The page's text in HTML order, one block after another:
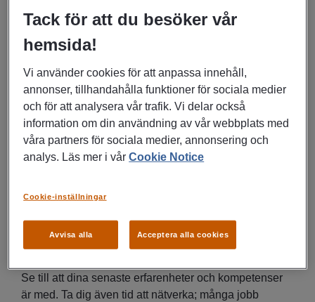
För dig som vill söka nytt jobb efter semestern
Fundera över anledningarna
Om du funderar på att söka ett nytt jobb efter
semestern kan det vara bra att tänka igenom varför du
vill göra det. Är det arbetsuppgifterna, arbetsmiljön
eller något annat som får dig att vilja byta jobb? Att
förstå dina motiv hjälper dig att hitta en ny arbetsplats
som verkligen passar dina behov och ambitioner. Du
kan också fundera på om det snarare är ett allmänt
Uppdatera ditt CV och LinkedIn
Se till att dina senaste erfarenheter och kompetenser
är med. Ta dig även tid att nätverka; många jobb
Tack för att du besöker vår
hemsida!
Vi använder cookies för att anpassa innehåll,
annonser, tillhandahålla funktioner för sociala medier
och för att analysera vår trafik. Vi delar också
information om din användning av vår webbplats med
våra partners för sociala medier, annonsering och
analys. Läs mer i vårCookie Notice
Avvisa alla Acceptera alla cookies
Cookie-inställningar